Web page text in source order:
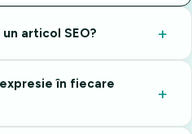
articol SEO?
în fiecare